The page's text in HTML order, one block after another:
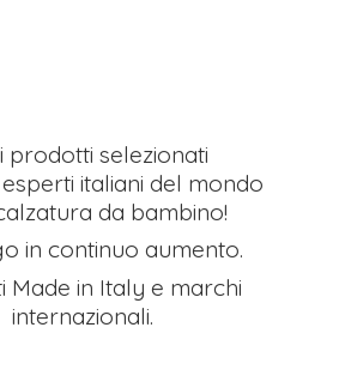
prodotti selezionati
italiani del mondo
da bambino!
in continuo aumento.
Made in Italy e marchi
internazionali.